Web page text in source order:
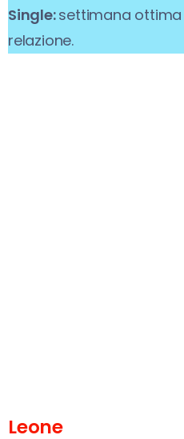
Single:settimana ottima
relazione.
Leone